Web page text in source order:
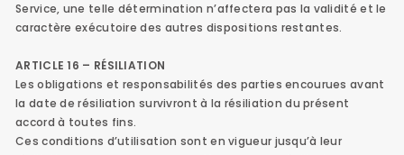
Service, une telle détermination n’affectera pas la validité et le
caractère exécutoire des autres dispositions restantes.
ARTICLE 16 – RÉSILIATION
Les obligations et responsabilités des parties encourues avant
la date de résiliation survivront à la résiliation du présent
accord à toutes fins.
Ces conditions d’utilisation sont en vigueur jusqu’à leur